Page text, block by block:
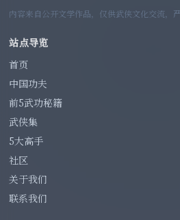
内容来自公开文学作品，仅供武侠文化交流，
站点导览
首页
中国功夫
前5武功秘籍
武侠集
5大高手
社区
关于我们
联系我们